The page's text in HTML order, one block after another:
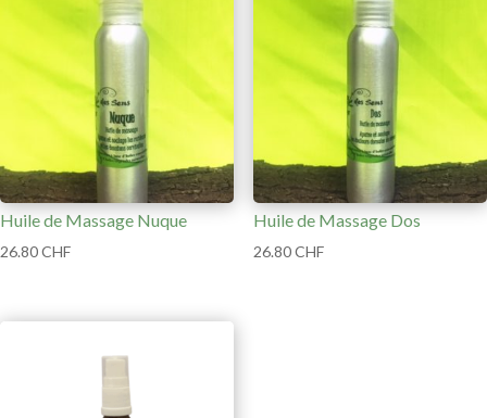
Huile de Massage Nuque
26.80CHF
Huile de Massage Dos
26.80CHF